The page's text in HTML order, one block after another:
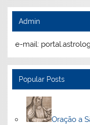
Admin
e-mail:
Popular Posts
Oração a